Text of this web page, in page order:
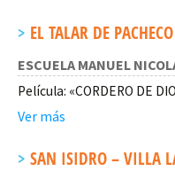
EL TALAR DE
ESCUELA MANUEL
Película: «CORDERO DE
Ver más
SAN ISIDRO – VILLA